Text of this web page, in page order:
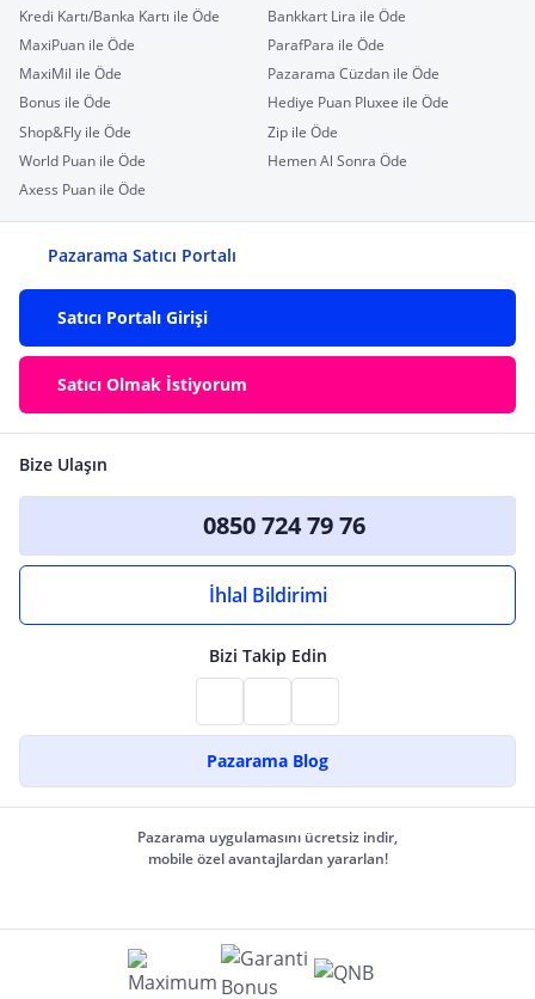
Kredi Kartı/Banka Kartı ile Öde
Bankkart Lira ile Öde
MaxiPuan ile Öde
ParafPara ile Öde
MaxiMil ile Öde
Pazarama Cüzdan ile Öde
Bonus ile Öde
Hediye Puan Pluxee ile Öde
Shop&Fly ile Öde
Zip ile Öde
World Puan ile Öde
Hemen Al Sonra Öde
Axess Puan ile Öde
Pazarama Satıcı Portalı
Satıcı Portalı Girişi
Satıcı Olmak İstiyorum
Bize Ulaşın
0850 724 79 76
İhlal Bildirimi
Bizi Takip Edin
Pazarama Blog
Pazarama uygulamasını ücretsiz indir,
mobile özel avantajlardan yararlan!